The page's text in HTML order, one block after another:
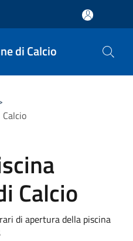
di Calcio
Calcio
di apertura della piscina